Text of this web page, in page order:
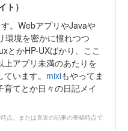
ト）
。WebアプリやJavaや
環境を密かに憧れつつ
とかHP-UXばかり、ここ
上アプリ未満のあたりを
います。 mixiもやってま
育てとか日々の日記メイ
点、または直近の記事の寄稿時点で